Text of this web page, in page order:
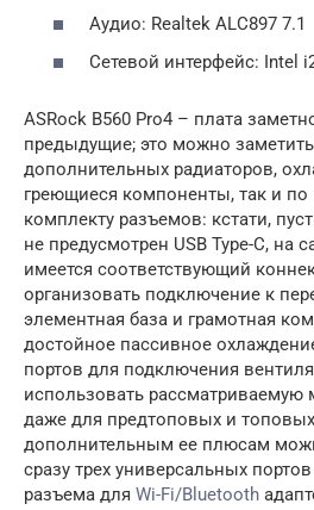
Аудио: Realtek ALC897 7.1
Сетевой интерфейс: Intel
ASRock B560 Pro4 – плата
предыдущие; это можно
дополнительных радиаторов,
греющиеся компоненты, так и
комплекту разъемов: кстати,
не предусмотрен USB Type-C, на
имеется соответствующий
организовать подключение к
элементная база и грамотная
достойное пассивное
портов для подключения
использовать рассматриваемую
даже для предтоповых и
дополнительным ее плюсам
сразу трех универсальных
разъема для Wi-Fi/Bluetooth